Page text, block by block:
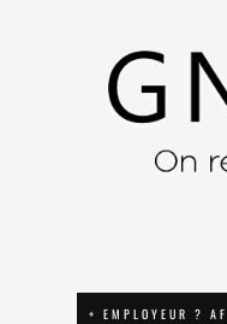
+ EMPLOYEUR ?